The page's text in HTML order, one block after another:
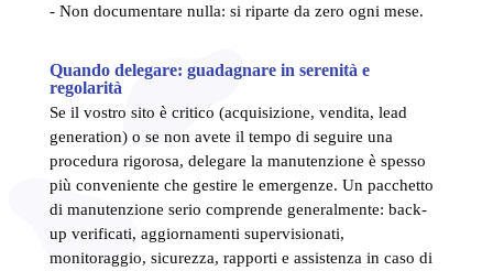
- Non documentare nulla: si riparte da zero ogni mese.
Quando delegare: guadagnare in serenità e
regolarità
Se il vostro sito è critico (acquisizione, vendita, lead
generation) o se non avete il tempo di seguire una
procedura rigorosa, delegare la manutenzione è spesso
più conveniente che gestire le emergenze. Un pacchetto
di manutenzione serio comprende generalmente: back-
up verificati, aggiornamenti supervisionati,
monitoraggio, sicurezza, rapporti e assistenza in caso di